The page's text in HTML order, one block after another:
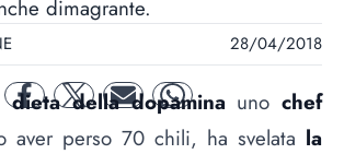
dimagrante.
28/04/2018
facebooktwitter mail whatsapp
dieta della dopamina unochef
aver perso 70 chili, ha svelata la